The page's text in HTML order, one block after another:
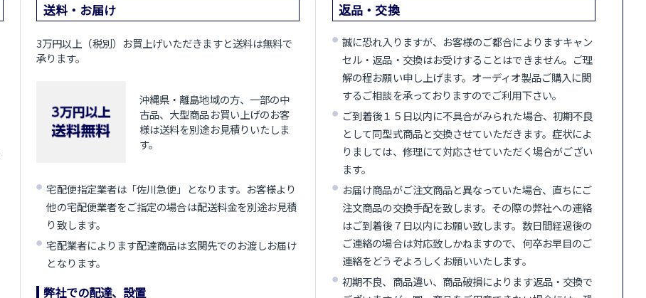
送料・お届け
3万円以上（税別）お買上げいただきますと送料は無料で
承ります。
沖縄県・離島地域の方、一部の中
古品、大型商品お買い上げのお客
様は送料を別途お見積りいたしま
す。
宅配便指定業者は「佐川急便」となります。お客様より
他の宅配便業者をご指定の場合は配送料金を別途お見積
り致します。
宅配業者によります配達商品は玄関先でのお渡しお届け
となります。
弊社での配達、設置
返品・交換
誠に恐れ入りますが、お客様のご都合によりますキャン
セル・返品・交換はお受けすることはできません。ご理
解の程お願い申し上げます。オーディオ製品ご購入に関
するご相談を承っておりますのでご利用下さい。
ご到着後１５日以内に不具合がみられた場合、初期不良
として同型式商品と交換させていただきます。症状によ
りましては、修理にて対応させていただく場合がござい
ます。
お届け商品がご注文商品と異なっていた場合、直ちにご
注文商品の交換手配を致します。その際の弊社への連絡
はご到着後７日以内にお願い致します。数日間経過後の
ご連絡の場合は対応致しかねますので、何卒お早目のご
連絡をどうぞよろしくお願いいたします。
初期不良、商品違い、商品破損によります返品・交換で